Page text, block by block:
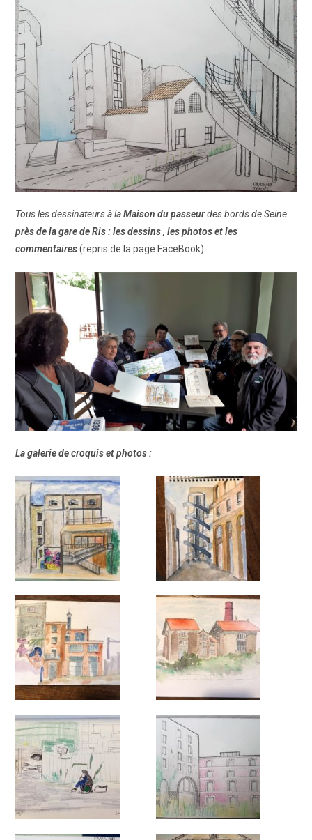
Tous les dessinateurs à laMaison du passeurdes bords de Seine
près de la gare de Ris : les dessins , les photos et les
commentaires(repris de la page FaceBook)
La galerie de croquis et photos :